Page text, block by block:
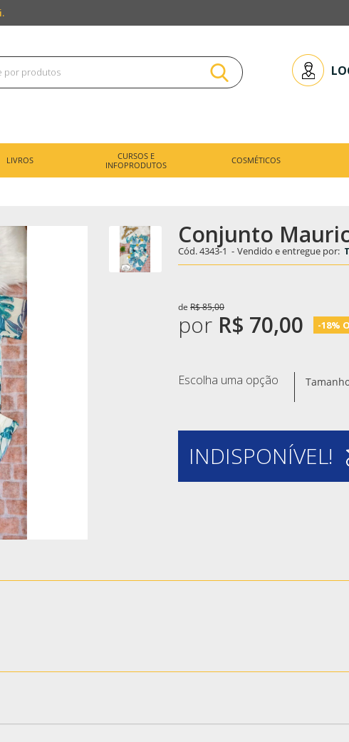
LIVROS
CURSOS E
INFOPRODUTOS
COSMÉTICOS
Conjunto
Cód.4343-1 - Vendido e entregue por:
de R$ 85,00
por R$ 70,00 -18%
Escolha uma opção
INDISPONÍVEL!